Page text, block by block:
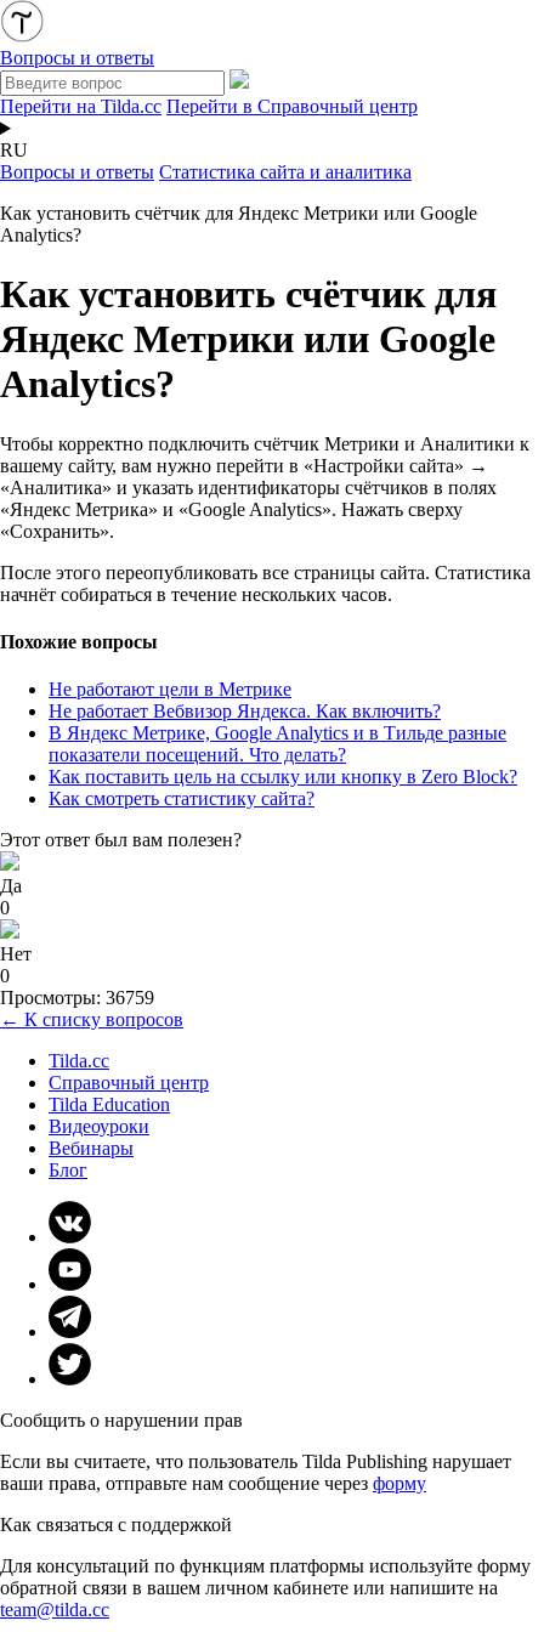
Вопросы и ответы
Перейти на Tilda.cc Перейти в Справочный центр
RU
Вопросы и ответы Статистика сайта и аналитика
Как установить счётчик для Яндекс Метрики или Google
Analytics?
Как установить счётчик для
Яндекс Метрики или Google
Analytics?
Чтобы корректно подключить счётчик Метрики и Аналитики к
вашему сайту, вам нужно перейти в «Настройки сайта» →
«Аналитика» и указать идентификаторы счётчиков в полях
«Яндекс Метрика» и «Google Analytics». Нажать сверху
«Сохранить».
После этого переопубликовать все страницы сайта. Статистика
начнёт собираться в течение нескольких часов.
Похожие вопросы
Не работают цели в Метрике
Не работает Вебвизор Яндекса. Как включить?
В Яндекс Метрике, Google Analytics и в Тильде разные
показатели посещений. Что делать?
Как поставить цель на ссылку или кнопку в Zero Block?
Как смотреть статистику сайта?
Этот ответ был вам полезен?
Да
0
Нет
0
Просмотры: 36759
← К списку вопросов
Tilda.cc
Справочный центр
Tilda Education
Видеоуроки
Вебинары
Блог
Сообщить о нарушении прав
Если вы считаете, что пользователь Tilda Publishing нарушает
ваши права, отправьте нам сообщение через форму
Как связаться с поддержкой
Для консультаций по функциям платформы используйте форму
обратной связи в вашем личном кабинете или напишите на
team@tilda.cc